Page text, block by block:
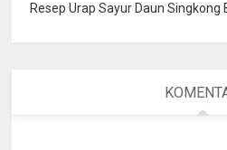
Resep Urap Sayur Daun Singkong